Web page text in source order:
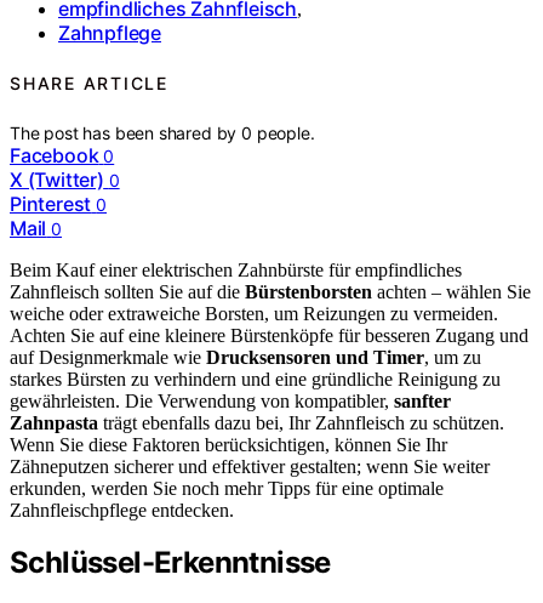
empfindliches Zahnfleisch,
Zahnpflege
SHARE ARTICLE
The post has been shared by0 people.
Facebook 0
X (Twitter) 0
Pinterest 0
Mail 0
Beim Kauf einer elektrischen Zahnbürste für empfindliches
Zahnfleisch sollten Sie auf die Bürstenborsten achten – wählen Sie
weiche oder extraweiche Borsten, um Reizungen zu vermeiden.
Achten Sie auf eine kleinere Bürstenköpfe für besseren Zugang und
auf Designmerkmale wie Drucksensoren und Timer, um zu
starkes Bürsten zu verhindern und eine gründliche Reinigung zu
gewährleisten. Die Verwendung von kompatibler, sanfter
Zahnpasta trägt ebenfalls dazu bei, Ihr Zahnfleisch zu schützen.
Wenn Sie diese Faktoren berücksichtigen, können Sie Ihr
Zähneputzen sicherer und effektiver gestalten; wenn Sie weiter
erkunden, werden Sie noch mehr Tipps für eine optimale
Zahnfleischpflege entdecken.
Schlüssel-Erkenntnisse